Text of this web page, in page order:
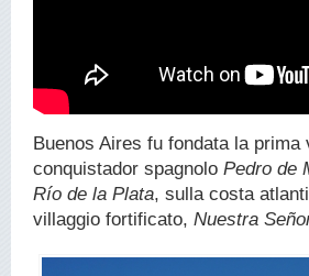
Buenos Aires fu fondata la
conquistador spagnolo Pedro de
Río de la Plata, sulla costa
villaggio fortificato, Nuestra